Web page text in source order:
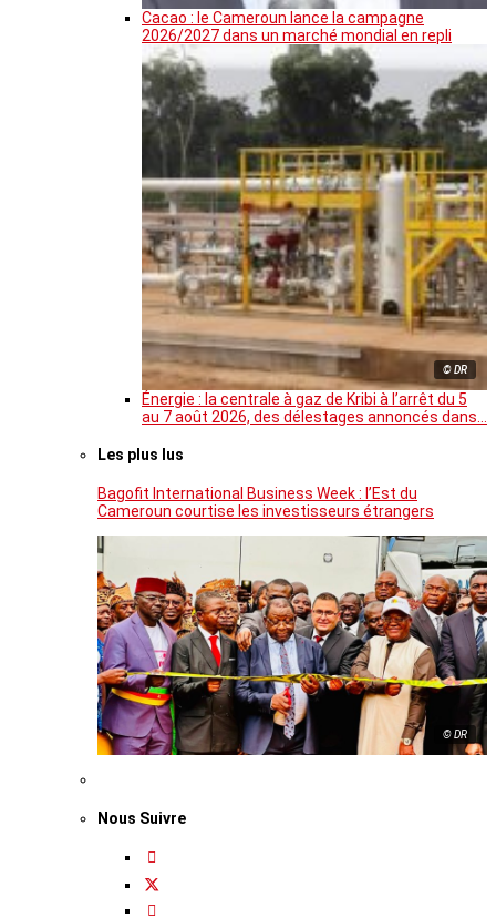
Cacao : le Cameroun lance la campagne
2026/2027 dans un marché mondial en repli
© DR
Énergie : la centrale à gaz de Kribi à l’arrêt du 5
au 7 août 2026, des délestages annoncés dans…
Les plus lus
Bagofit International Business Week : l’Est du
Cameroun courtise les investisseurs étrangers
© DR
Nous Suivre